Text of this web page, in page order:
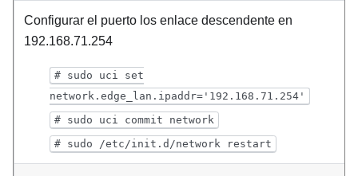
Configurar el puerto los enlace descendente en
192.168.71.254
# sudo uci set
network.edge_lan.ipaddr='192.168.71.254'
# sudo uci commit network
# sudo /etc/init.d/network restart